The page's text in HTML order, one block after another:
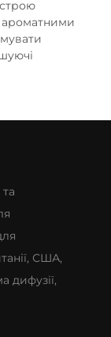
ароматними
США,
дифузії,